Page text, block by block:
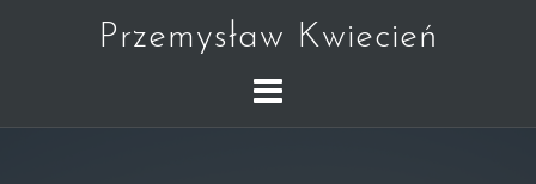
Przemysław Kwiecień